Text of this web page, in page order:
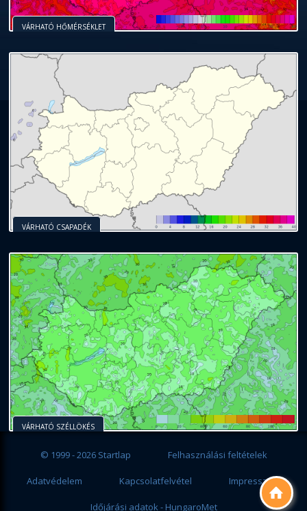

VÁRHATÓ HŐMÉRSÉKLET
VÁRHATÓ CSAPADÉK
VÁRHATÓ SZÉLLÖKÉS
© 1999 - 2026 Startlap Felhasználási feltételek
Adatvédelem Kapcsolatfelvétel Impresszum
Időjárási adatok - HungaroMet